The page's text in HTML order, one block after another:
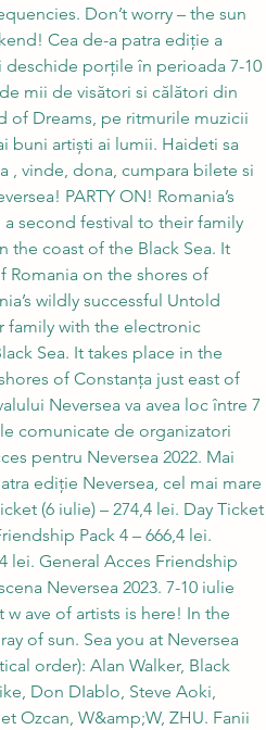
Don’t worry – the sun
Cea de-a patra ediție a
deschide porțile în perioada 7-10
mii de visători si călători din
of Dreams, pe ritmurile muzicii
buni artiști ai lumii. Haideti sa
, vinde, dona, cumpara bilete si
PARTY ON! Romania’s
second festival to their family
the coast of the Black Sea. It
Romania on the shores of
wildly successful Untold
family with the electronic
Sea. It takes place in the
of Constanța just east of
Neversea va avea loc între 7
comunicate de organizatori
pentru Neversea 2022. Mai
ediție Neversea, cel mai mare
(6 iulie) – 274,4 lei. Day Ticket
Pack 4 – 666,4 lei.
lei. General Acces Friendship
Neversea 2023. 7-10 iulie
w ave of artists is here! In the
of sun. Sea you at Neversea
order): Alan Walker, Black
Don DIablo, Steve Aoki,
Ozcan, W&amp;W, ZHU. Fanii